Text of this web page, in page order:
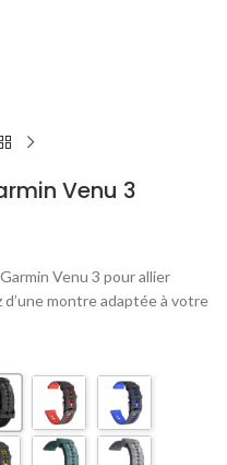
Venu 3
Venu 3 pour allier
montre adaptée à votre